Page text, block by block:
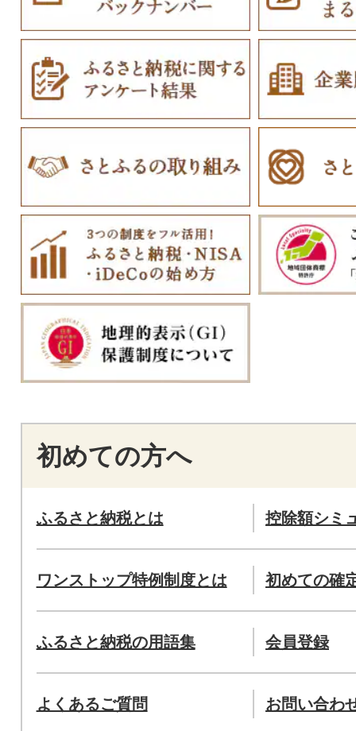
初めての方へ
ふるさと納税とは 控除額シミ
ワンストップ特例制度とは 初めての確
ふるさと納税の用語集 会員登録
よくあるご質問 お問い合わ